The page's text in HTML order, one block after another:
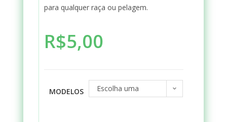
para qualquer raça ou pelagem.
R$5,00
MODELOS
Escolha uma